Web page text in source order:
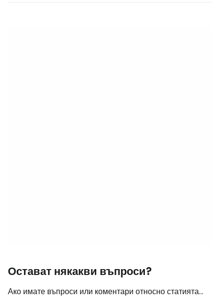
Остават някакви въпроси?
Ако имате въпроси или коментари относно статията...